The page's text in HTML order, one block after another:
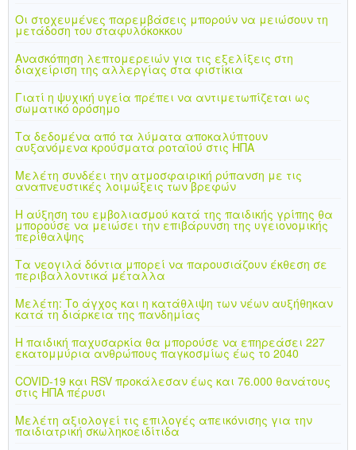
Οι στοχευμένες παρεμβάσεις μπορούν να μειώσουν τη
μετάδοση του σταφυλόκοκκου
Ανασκόπηση λεπτομερειών για τις εξελίξεις στη
διαχείριση της αλλεργίας στα φιστίκια
Γιατί η ψυχική υγεία πρέπει να αντιμετωπίζεται ως
σωματικό ορόσημο
Τα δεδομένα από τα λύματα αποκαλύπτουν
αυξανόμενα κρούσματα ροταϊού στις ΗΠΑ
Μελέτη συνδέει την ατμοσφαιρική ρύπανση με τις
αναπνευστικές λοιμώξεις των βρεφών
Η αύξηση του εμβολιασμού κατά της παιδικής γρίπης θα
μπορούσε να μειώσει την επιβάρυνση της υγειονομικής
περίθαλψης
Τα νεογιλά δόντια μπορεί να παρουσιάζουν έκθεση σε
περιβαλλοντικά μέταλλα
Μελέτη: Το άγχος και η κατάθλιψη των νέων αυξήθηκαν
κατά τη διάρκεια της πανδημίας
Η παιδική παχυσαρκία θα μπορούσε να επηρεάσει 227
εκατομμύρια ανθρώπους παγκοσμίως έως το 2040
COVID-19 και RSV προκάλεσαν έως και 76.000 θανάτους
στις ΗΠΑ πέρυσι
Μελέτη αξιολογεί τις επιλογές απεικόνισης για την
παιδιατρική σκωληκοειδίτιδα